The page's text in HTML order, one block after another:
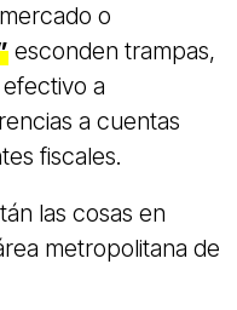
o
esconden trampas,
a
a cuentas
fiscales.
las cosas en
metropolitana de